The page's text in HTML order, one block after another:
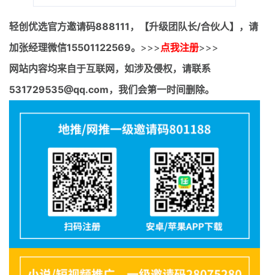
轻创优选官方邀请码888111，【升级团队长/合伙人】，请
加张经理微信15501122569。 >>> 点我注册>>>
网站内容均来自于互联网，如涉及侵权，请联系
531729535@qq.com，我们会第一时间删除。